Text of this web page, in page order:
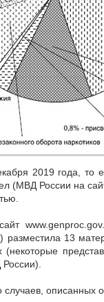
2019 года, то
(МВД России на
разместила 13
описанных